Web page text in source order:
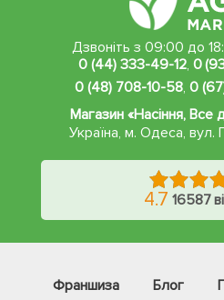
Дзвоніть з 09:00 до
0 (44) 333-49-12, 0
0 (48) 708-10-58, 0
Магазин «Насіння, Все
Україна, м. Одеса,вул.
4.7 16587
Франшиза Блог